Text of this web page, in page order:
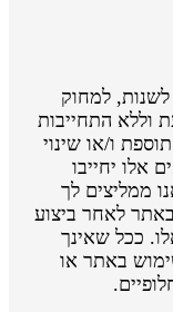
למחוק
התחייבות
ו/או שינוי
יחייבו
לך
לאחר ביצוע
ככל שאינך
באתר או